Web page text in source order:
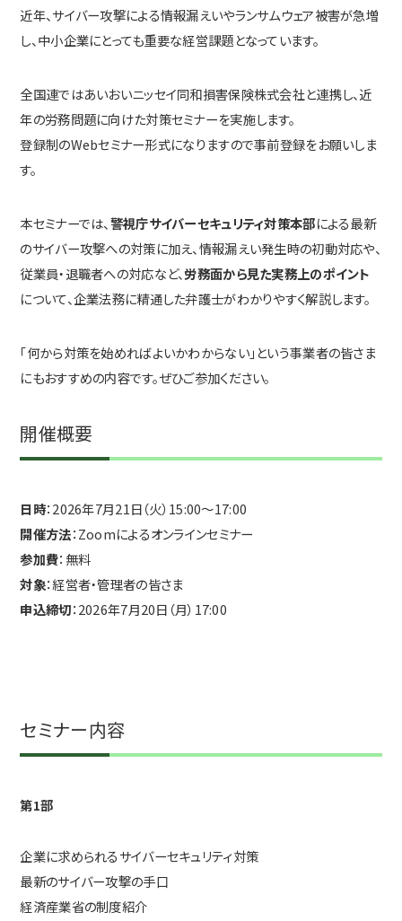
近年、サイバー攻撃による情報漏えいやランサムウェア被害が急増
し、中小企業にとっても重要な経営課題となっています。
全国連ではあいおいニッセイ同和損害保険株式会社と連携し、近
年の労務問題に向けた対策セミナーを実施します。
登録制のWebセミナー形式になりますので事前登録をお願いしま
す。
本セミナーでは、警視庁サイバーセキュリティ対策本部による最新
のサイバー攻撃への対策に加え、情報漏えい発生時の初動対応や、
従業員・退職者への対応など、労務面から見た実務上のポイント
について、企業法務に精通した弁護士がわかりやすく解説します。
「何から対策を始めればよいかわからない」という事業者の皆さま
にもおすすめの内容です。ぜひご参加ください。
開催概要
日時：2026年7月21日（火）15:00～17:00
開催方法：Zoomによるオンラインセミナー
参加費：無料
対象：経営者・管理者の皆さま
申込締切：2026年7月20日（月）17:00
セミナー内容
第1部
企業に求められるサイバーセキュリティ対策
最新のサイバー攻撃の手口
経済産業省の制度紹介